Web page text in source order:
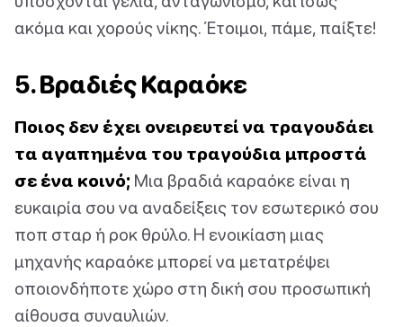
ακόμα και χορούς νίκης. Έτοιμοι, πάμε, παίξτε!
5. Βραδιές Καραόκε
Ποιος δεν έχει ονειρευτεί να τραγουδάει
τα αγαπημένα του τραγούδια μπροστά
σε ένα κοινό; Μια βραδιά καραόκε είναι η
ευκαιρία σου να αναδείξεις τον εσωτερικό σου
ποπ σταρ ή ροκ θρύλο. Η ενοικίαση μιας
μηχανής καραόκε μπορεί να μετατρέψει
οποιονδήποτε χώρο στη δική σου προσωπική
αίθουσα συναυλιών.